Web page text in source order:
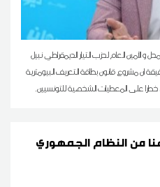
الأمين العام لحزب التيار الديمقراطي نبيل
تدخله الجمعة ببرنامج في 60 دقيقة ان مشروع قانون بطاقة التعريف البيومترية
على المعطيات الشخصية للتونسيين.
أرجعنا من النظام الجمهوري